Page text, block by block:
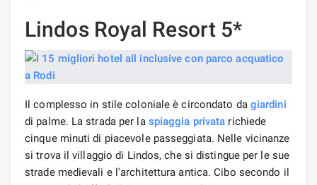
Lindos Royal Resort 5*
Il complesso in stile coloniale è circondato da giardini
di palme. La strada per la spiaggia privata richiede
cinque minuti di piacevole passeggiata. Nelle vicinanze
si trova il villaggio di Lindos, che si distingue per le sue
strade medievali e l'architettura antica. Cibo secondo il